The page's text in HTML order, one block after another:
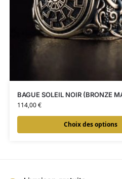
BAGUE SOLEIL NOIR (BRONZE
114,00€
Choix des options